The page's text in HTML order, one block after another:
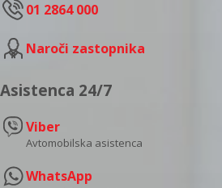
01 2864 000
Naroči zastopnika
Asistenca 24/7
Viber
Avtomobilska asistenca
WhatsApp